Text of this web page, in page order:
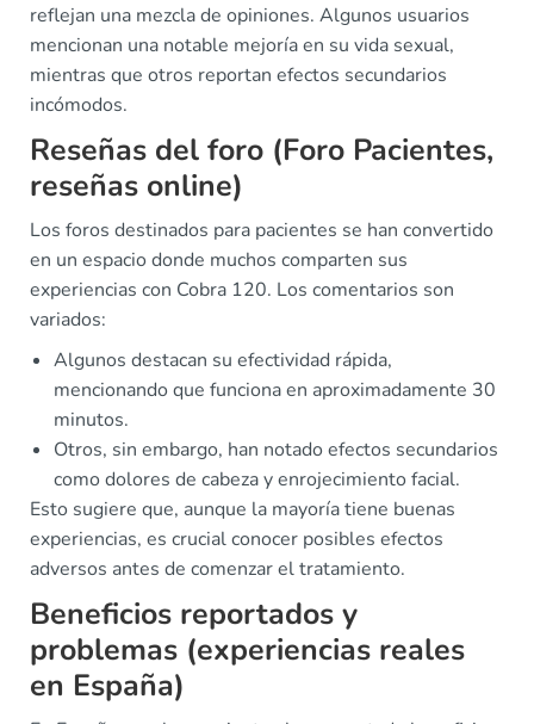
reflejan una mezcla de opiniones. Algunos usuarios
mencionan una notable mejoría en su vida sexual,
mientras que otros reportan efectos secundarios
incómodos.
Reseñas del foro (Foro Pacientes,
reseñas online)
Los foros destinados para pacientes se han convertido
en un espacio donde muchos comparten sus
experiencias con Cobra 120. Los comentarios son
variados:
Algunos destacan su efectividad rápida,
mencionando que funciona en aproximadamente 30
minutos.
Otros, sin embargo, han notado efectos secundarios
como dolores de cabeza y enrojecimiento facial.
Esto sugiere que, aunque la mayoría tiene buenas
experiencias, es crucial conocer posibles efectos
adversos antes de comenzar el tratamiento.
Beneficios reportados y
problemas (experiencias reales
en España)